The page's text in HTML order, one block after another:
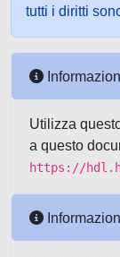
tutti i diritti
Utilizza
a questo
https://